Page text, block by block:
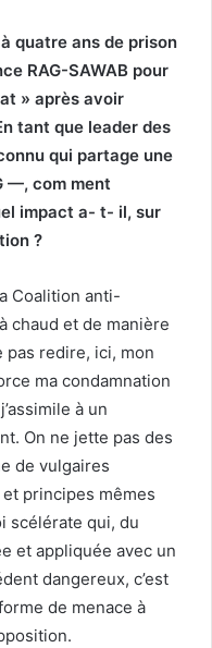
quatre ans de prison
RAG-SAWAB pour
» après avoir
tant que leader des
qui partage une
—, com ment
impact a- t- il, sur
?
Coalition anti-
chaud et de manière
pas redire, ici, mon
ma condamnation
à un
On ne jette pas des
de vulgaires
principes mêmes
scélérate qui, du
et appliquée avec un
dangereux, c’est
de menace à